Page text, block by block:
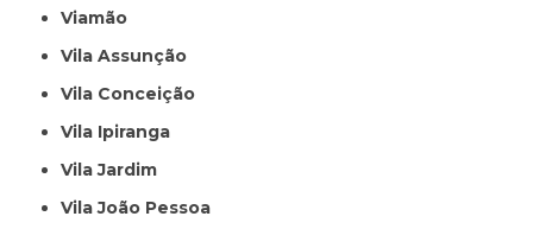
Viamão
Vila Assunção
Vila Conceição
Vila Ipiranga
Vila Jardim
Vila João Pessoa